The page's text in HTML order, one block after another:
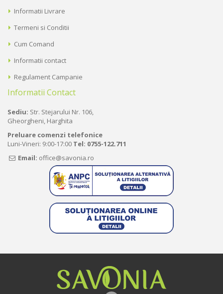
Informatii Livrare
Termeni si Conditii
Cum Comand
Informatii contact
Regulament Campanie
Informatii Contact
Sediu: Str. Stejarului Nr. 106,
Gheorgheni, Harghita
Preluare comenzi telefonice
Luni-Vineri: 9:00-17:00 Tel: 0755-122.711
Email: office@savonia.ro